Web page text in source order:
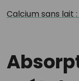
Calcium sans lait